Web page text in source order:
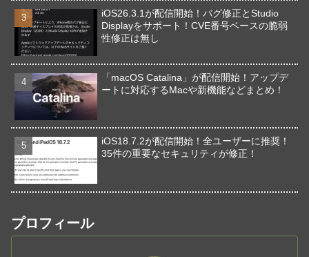
iOS26.3.1が配信開始！バグ修正とStudio
Displayをサポート！CVE番号ベースの脆弱
性修正は無し
「macOS Catalina」が配信開始！アップデ
ートに対応するMacや新機能などまとめ！
iOS18.7.2が配信開始！全ユーザーに推奨！
35件の重要なセキュリティが修正！
プロフィール